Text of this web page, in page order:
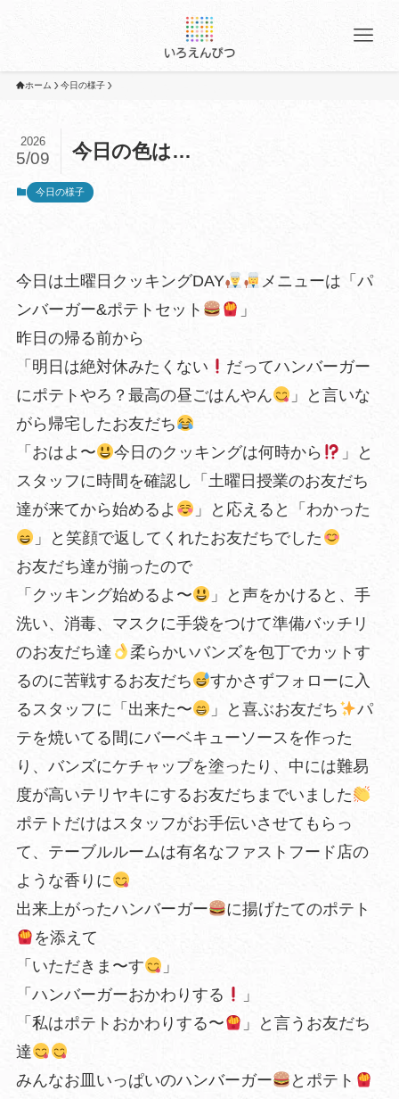
ホーム 今日の様子
今日の色は…
2026
5/09
今日の様子
今日は土曜日クッキングDAY
メニューは「パ
ンバーガー&ポテトセット
」
昨日の帰る前から
「明日は絶対休みたくない
だってハンバーガー
にポテトやろ？最高の昼ごはんやん
」と言いな
がら帰宅したお友だち
「おはよ〜
今日のクッキングは何時から
」と
スタッフに時間を確認し「土曜日授業のお友だち
達が来てから始めるよ
」と応えると「わかった
」と笑顔で返してくれたお友だちでした
お友だち達が揃ったので
「クッキング始めるよ〜
」と声をかけると、手
洗い、消毒、マスクに手袋をつけて準備バッチリ
のお友だち達
柔らかいバンズを包丁でカットす
るのに苦戦するお友だち
すかさずフォローに入
るスタッフに「出来た〜
」と喜ぶお友だち
パ
テを焼いてる間にバーベキューソースを作った
り、バンズにケチャップを塗ったり、中には難易
度が高いテリヤキにするお友だちまでいました
ポテトだけはスタッフがお手伝いさせてもらっ
て、テーブルルームは有名なファストフード店の
ような香りに
出来上がったハンバーガー
に揚げたてのポテト
を添えて
「いただきま〜す
」
「ハンバーガーおかわりする
」
「私はポテトおかわりする〜
」と言うお友だち
達
みんなお皿いっぱいのハンバーガー
とポテト